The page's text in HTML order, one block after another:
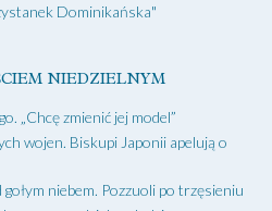
Dominikańska"
NIEDZIELNYM
„Chcę zmienić jej model”
wojen. Biskupi Japonii apelują o
niebem. Pozzuoli po trzęsieniu